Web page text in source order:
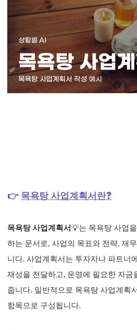
👉 목욕탕 사업계획서란❓
목욕탕 사업계획서💡는 목욕탕 사업
하는 문서로, 사업의 목표와 전략, 재
니다. 사업계획서는 투자자나 파트너
재성을 전달하고, 운영에 필요한 자금
줍니다. 일반적으로 목욕탕 사업계획
항목으로 구성됩니다.